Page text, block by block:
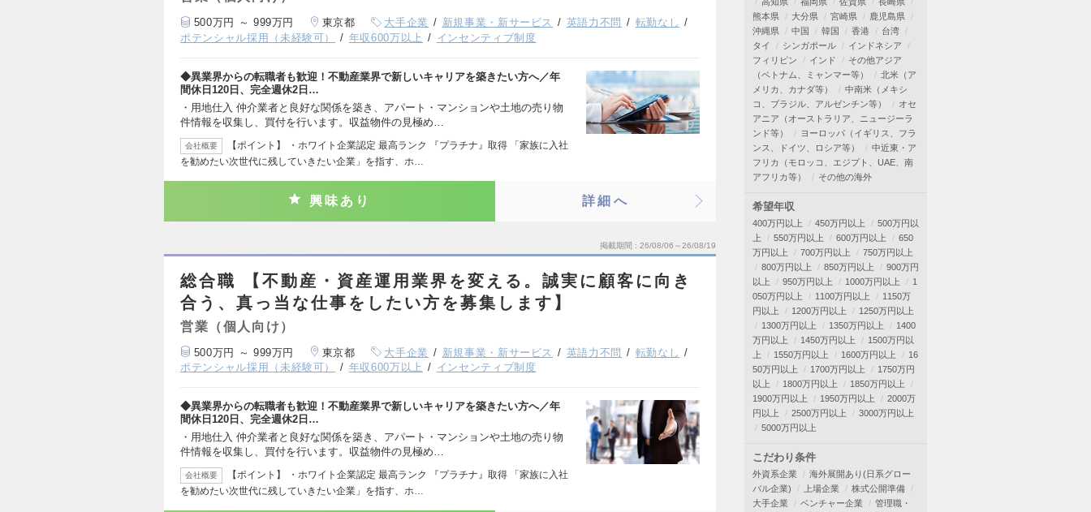
500万円 ～ 999万円 東京都 大手企業 新規事業・新サービス 英語力不問
転勤なし
ポテンシャル採用（未経験可）
年収600万以上 インセンティブ制度
◆異業界からの転職者も歓迎！不動産業界で新しいキャリアを築きたい方へ／年
間休日120日、完全週休2日…
・用地仕入 仲介業者と良好な関係を築き、アパート・マンションや土地の売り物
件情報を収集し、買付を行います。収益物件の見極め…
会社概要
【ポイント】 ・ホワイト企業認定 最高ランク 『プラチナ』取得 「家族に入社
を勧めたい次世代に残していきたい企業」を指す、ホ…
興味あり 詳細へ
掲載期間 26/08/06～26/08/19
総合職 【不動産・資産運用業界を変える。誠実に顧客に向き
合う、真っ当な仕事をしたい方を募集します】
営業（個人向け）
500万円 ～ 999万円 東京都 大手企業 新規事業・新サービス 英語力不問
転勤なし
ポテンシャル採用（未経験可）
年収600万以上 インセンティブ制度
◆異業界からの転職者も歓迎！不動産業界で新しいキャリアを築きたい方へ／年
間休日120日、完全週休2日…
・用地仕入 仲介業者と良好な関係を築き、アパート・マンションや土地の売り物
件情報を収集し、買付を行います。収益物件の見極め…
会社概要
【ポイント】 ・ホワイト企業認定 最高ランク 『プラチナ』取得 「家族に入社
を勧めたい次世代に残していきたい企業」を指す、ホ…
熊本県
大分県 宮崎県
鹿児島県
沖縄県
中国 韓国 香港
台湾
タイ
シンガポール
インドネシア
フィリピン
インド
その他アジア
（ベトナム、ミャンマー等）
北米（ア
メリカ、カナダ等）
中南米（メキシ
コ、ブラジル、アルゼンチン等）
オセ
アニア（オーストラリア、ニュージーラ
ンド等）
ヨーロッパ（イギリス、フラ
ンス、ドイツ、ロシア等）
中近東・ア
フリカ（モロッコ、エジプト、UAE、南
アフリカ等）
その他の海外
希望年収
400万円以上 450万円以上
500万円以
上
550万円以上 600万円以上
650
万円以上
700万円以上
750万円以上
800万円以上
850万円以上
900万円
以上
950万円以上 1000万円以上
1
050万円以上
1100万円以上
1150万
円以上
1200万円以上
1250万円以上
1300万円以上
1350万円以上
1400
万円以上
1450万円以上
1500万円以
上
1550万円以上 1600万円以上
16
50万円以上
1700万円以上
1750万円
以上
1800万円以上
1850万円以上
1900万円以上
1950万円以上
2000万
円以上
2500万円以上
3000万円以上
5000万円以上
こだわり条件
外資系企業
海外展開あり(日系グロー
バル企業)
上場企業
株式公開準備
大手企業
ベンチャー企業
管理職・